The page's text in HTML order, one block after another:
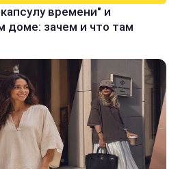
времени" и
доме: зачем и что там